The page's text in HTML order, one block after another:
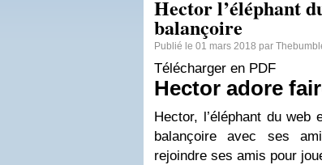
Hector l’éléphant
balançoire
Publié le 01 mars 2018 par
Télécharger en PDF
Hector adore
Hector, l’éléphant du
balançoire avec ses
rejoindre ses amis pour